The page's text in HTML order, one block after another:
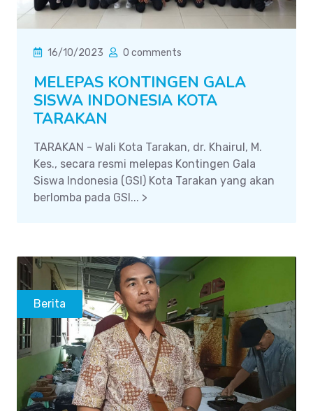
16/10/2023 0 comments
MELEPAS KONTINGEN GALA
SISWA INDONESIA KOTA
TARAKAN
TARAKAN - Wali Kota Tarakan, dr. Khairul, M.
Kes., secara resmi melepas Kontingen Gala
Siswa Indonesia (GSI) Kota Tarakan yang akan
berlomba pada GSI... >
Berita